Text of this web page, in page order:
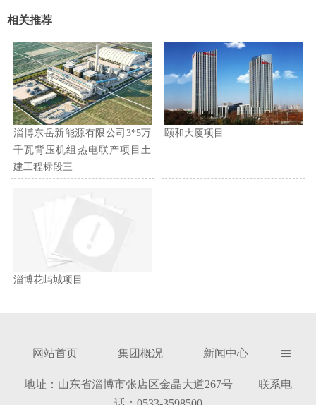
相关推荐
淄博东岳新能源有限公司3*5万
千瓦背压机组热电联产项目土
建工程标段三
颐和大厦项目
淄博花屿城项目
网站首页 集团概况 新闻中心 
地址：山东省淄博市张店区金晶大道267号 联系电